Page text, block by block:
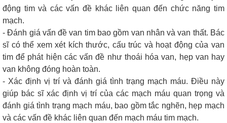
động tim và các vấn đề khác liên quan đến chức năng tim
mạch.
- Đánh giá vấn đề van tim bao gồm van nhân và van thất. Bác
sĩ có thể xem xét kích thước, cấu trúc và hoạt động của van
tim để phát hiện các vấn đề như thoái hóa van, hẹp van hay
van không đóng hoàn toàn.
- Xác định vị trí và đánh giá tình trạng mạch máu. Điều này
giúp bác sĩ xác định vị trí của các mạch máu quan trọng và
đánh giá tình trạng mạch máu, bao gồm tắc nghẽn, hẹp mạch
và các vấn đề khác liên quan đến mạch máu tim mạch.